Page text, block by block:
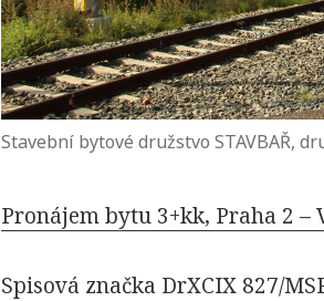
Stavební bytové družstvo STAVBAŘ,
Pronájem bytu 3+kk, Praha 2 –
Spisová značka DrXCIX 827/